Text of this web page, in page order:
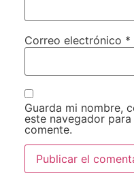
Correo electrónico *
Guarda mi nombre,
este navegador
comente.